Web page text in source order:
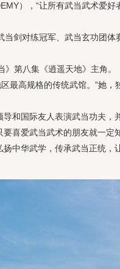
），“让所有武当武术爱好
剑对练冠军、武当玄功团体
第八集《逍遥天地》主角。
高规格的传统武馆。”她，
和国际友人表演武当功夫，
喜爱武当武术的朋友就一定
中华武学，传承武当正统，